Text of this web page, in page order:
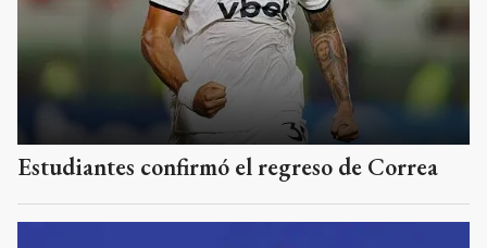
Estudiantes confirmó el regreso de Correa